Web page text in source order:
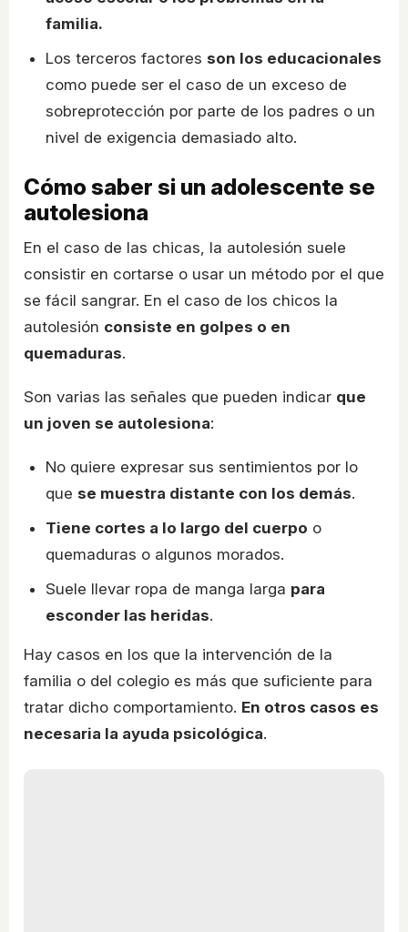
familia.
Los terceros factores son los educacionales
como puede ser el caso de un exceso de
sobreprotección por parte de los padres o un
nivel de exigencia demasiado alto.
Cómo saber si un adolescente se
autolesiona
En el caso de las chicas, la autolesión suele
consistir en cortarse o usar un método por el que
se fácil sangrar. En el caso de los chicos la
autolesión consiste en golpes o en
quemaduras.
Son varias las señales que pueden indicar que
un joven se autolesiona:
No quiere expresar sus sentimientos por lo
que se muestra distante con los demás.
Tiene cortes a lo largo del cuerpo o
quemaduras o algunos morados.
Suele llevar ropa de manga larga para
esconder las heridas.
Hay casos en los que la intervención de la
familia o del colegio es más que suficiente para
tratar dicho comportamiento. En otros casos es
necesaria la ayuda psicológica.